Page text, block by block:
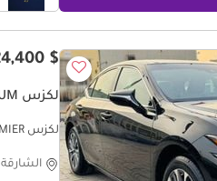
$ 24,400
لكزس ES 350 PLATINUM
لكزس ES 350 PLATINUM PREMIER
الشارقة